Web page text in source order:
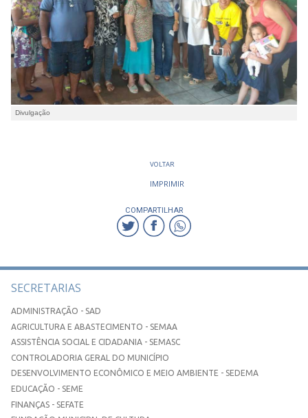
Divulgação
VOLTAR
IMPRIMIR
COMPARTILHAR
SECRETARIAS
ADMINISTRAÇÃO - SAD
AGRICULTURA E ABASTECIMENTO - SEMAA
ASSISTÊNCIA SOCIAL E CIDADANIA - SEMASC
CONTROLADORIA GERAL DO MUNICÍPIO
DESENVOLVIMENTO ECONÔMICO E MEIO AMBIENTE - SEDEMA
EDUCAÇÃO - SEME
FINANÇAS - SEFATE